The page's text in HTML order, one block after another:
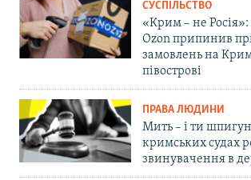
СУСПІЛЬСТВО
«Крим – не
Ozon припинив
замовлень на
півострові
ПРАВА ЛЮДИНИ
Мить – і ти
кримських судах
звинувачення в